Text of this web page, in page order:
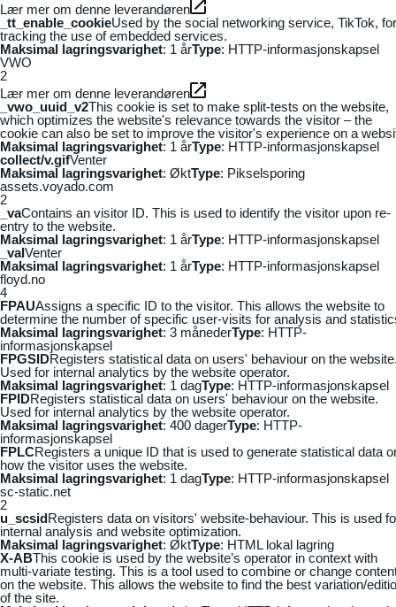
Lær mer om denne leverandøren
_tt_enable_cookieUsed by the social networking service, TikTok, for
tracking the use of embedded services.
Maksimal lagringsvarighet: 1 årType: HTTP-informasjonskapsel
VWO
2
Lær mer om denne leverandøren
_vwo_uuid_v2This cookie is set to make split-tests on the website,
which optimizes the website's relevance towards the visitor – the
cookie can also be set to improve the visitor's experience on a
Maksimal lagringsvarighet: 1 årType: HTTP-informasjonskapsel
collect/v.gifVenter
Maksimal lagringsvarighet: ØktType: Pikselsporing
assets.voyado.com
2
_vaContains an visitor ID. This is used to identify the visitor upon re-
entry to the website.
Maksimal lagringsvarighet: 1 årType: HTTP-informasjonskapsel
_vaIVenter
Maksimal lagringsvarighet: 1 årType: HTTP-informasjonskapsel
floyd.no
4
FPAUAssigns a specific ID to the visitor. This allows the website to
determine the number of specific user-visits for analysis and
Maksimal lagringsvarighet: 3 månederType: HTTP-
informasjonskapsel
FPGSIDRegisters statistical data on users' behaviour on the
Used for internal analytics by the website operator.
Maksimal lagringsvarighet: 1 dagType: HTTP-informasjonskapsel
FPIDRegisters statistical data on users' behaviour on the website.
Used for internal analytics by the website operator.
Maksimal lagringsvarighet: 400 dagerType: HTTP-
informasjonskapsel
FPLCRegisters a unique ID that is used to generate statistical data
how the visitor uses the website.
Maksimal lagringsvarighet: 1 dagType: HTTP-informasjonskapsel
sc-static.net
2
u_scsidRegisters data on visitors' website-behaviour. This is used
internal analysis and website optimization.
Maksimal lagringsvarighet: ØktType: HTML lokal lagring
X-ABThis cookie is used by the website’s operator in context with
multi-variate testing. This is a tool used to combine or change
on the website. This allows the website to find the best variation/
of the site.